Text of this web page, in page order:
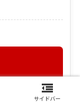
サイドバー